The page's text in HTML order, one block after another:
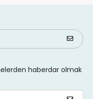
haberdar olmak